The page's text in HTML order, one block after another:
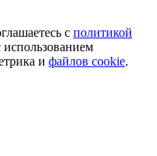
с политикой
использованием
и файлов cookie.